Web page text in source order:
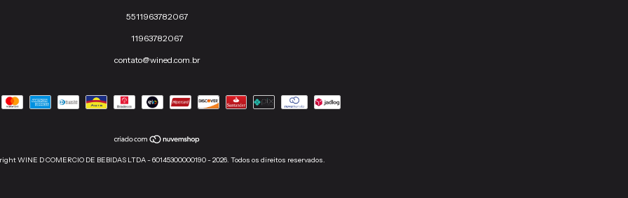
5511963782067
11963782067
contato@wined.com.br
WINE D COMERCIO DE BEBIDAS LTDA - 60145300000190 - 2026. Todos os direitos reservados.